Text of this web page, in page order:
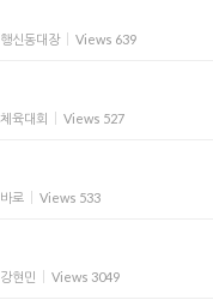
행신동대장 Views 639
체육대회 Views 527
바로 Views 533
강현민 Views 3049